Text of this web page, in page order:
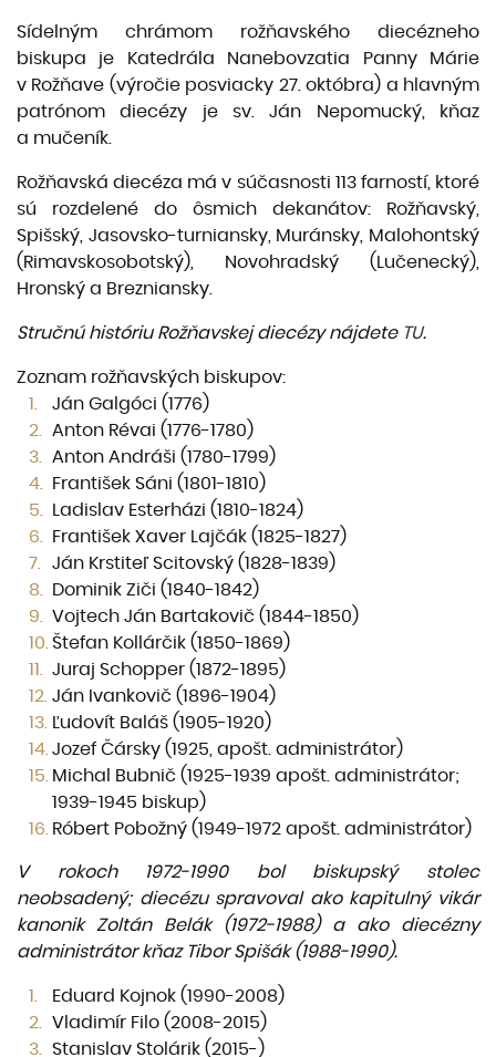
Sídelným chrámom rožňavského diecézneho
biskupa je Katedrála Nanebovzatia Panny Márie
v Rožňave (výročie posviacky 27. októbra) a hlavným
patrónom diecézy je sv. Ján Nepomucký, kňaz
a mučeník.
Rožňavská diecéza má v súčasnosti 113 farností, ktoré
sú rozdelené do ôsmich dekanátov: Rožňavský,
Spišský, Jasovsko-turniansky, Muránsky, Malohontský
(Rimavskosobotský), Novohradský (Lučenecký),
Hronský a Brezniansky.
Stručnú históriu Rožňavskej diecézy nájdete TU.
Zoznam rožňavských biskupov:
Ján Galgóci (1776)
Anton Révai (1776-1780)
Anton Andráši (1780-1799)
František Sáni (1801-1810)
Ladislav Esterházi (1810-1824)
František Xaver Lajčák (1825-1827)
Ján Krstiteľ Scitovský (1828-1839)
Dominik Ziči (1840-1842)
Vojtech Ján Bartakovič (1844-1850)
Štefan Kollárčik (1850-1869)
Juraj Schopper (1872-1895)
Ján Ivankovič (1896-1904)
Ľudovít Baláš (1905-1920)
Jozef Čársky (1925, apošt. administrátor)
Michal Bubnič (1925-1939 apošt. administrátor;
1939-1945 biskup)
Róbert Pobožný (1949-1972 apošt. administrátor)
V rokoch 1972-1990 bol biskupský stolec
neobsadený; diecézu spravoval ako kapitulný vikár
kanonik Zoltán Belák (1972-1988) a ako diecézny
administrátor kňaz Tibor Spišák (1988-1990).
Eduard Kojnok (1990-2008)
Vladimír Filo (2008-2015)
Stanislav Stolárik (2015-)